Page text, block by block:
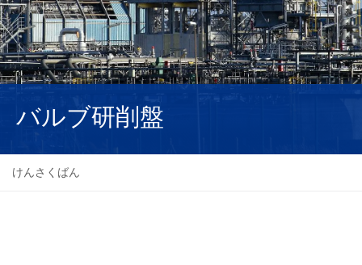
РУССКИЙ
TÜRKÇE
MAGYAR
NEDERLANDS
バルブ研削盤
けんさくばん